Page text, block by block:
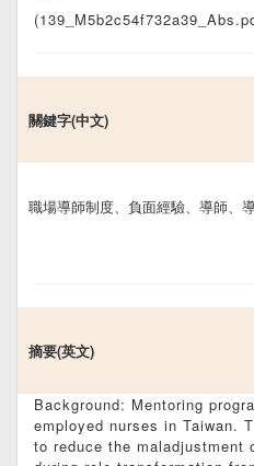
關鍵字(中文)
職場導師制度、負面經驗、導師、
摘要(英文)
Background: Mentoring
employed nurses in Taiwan.
to reduce the maladjustment